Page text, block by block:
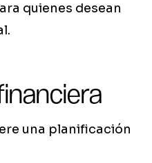
quienes desean
una planificación